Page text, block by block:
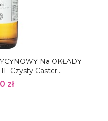
Na OKŁADY
Czysty Castor...
zł